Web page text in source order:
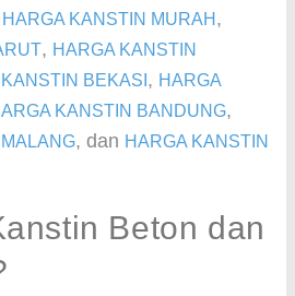
HARGA KANSTIN MURAH ,
, HARGA KANSTIN
BEKASI , HARGA
KANSTIN BANDUNG,
, dan HARGA KANSTIN
Beton dan